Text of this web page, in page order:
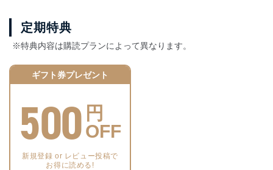
定期特典
※特典内容は購読プランによって異なります。
ギフト券プレゼント
500 円
OFF
新規登録 or レビュー投稿で
お得に読める!